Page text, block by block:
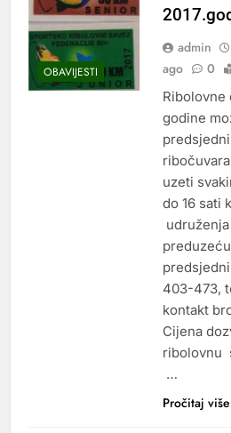
OBAVIJESTI
admin
ago
0
Ribolovne
godine
uzeti
do 16 sati
403-473,
kontakt
Cijena
ribolovnu
…
Pročitaj više